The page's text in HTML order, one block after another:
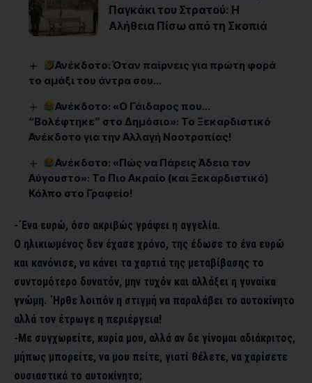
Παγκάκι του Στρατού: Η
Αλήθεια Πίσω από τη Σκοπιά
Ανέκδοτο: Όταν παίρνεις για πρώτη φορά
το αμάξι του άντρα σου…
Ανέκδοτο: «Ο Γάιδαρος που…
“Βολέφτηκε” στο Δημόσιο»: Το Ξεκαρδιστικό
Ανέκδοτο για την Αλλαγή Νοοτροπίας!
Ανέκδοτο: «Πώς να Πάρεις Άδεια τον
Αύγουστο»: Το Πιο Ακραίο (και Ξεκαρδιστικό)
Κόλπο στο Γραφείο!
-΄Ενα ευρώ, όσο ακριβώς γράφει η αγγελία.
Ο ηλικιωμένος δεν έχασε χρόνο, της έδωσε το ένα ευρώ
και κανόνισε, να κάνει τα χαρτιά της μεταβίβασης το
συντομότερο δυνατόν, μην τυχόν και αλλάξει η γυναίκα
γνώμη. ΄Ηρθε λοιπόν η στιγμή να παραλάβει το αυτοκίνητο
αλλά τον έτρωγε η περιέργεια!
-Με συγχωρείτε, κυρία μου, αλλά αν δε γίνομαι αδιάκριτος,
μήπως μπορείτε, να μου πείτε, γιατί θέλετε, να χαρίσετε
ουσιαστικά το αυτοκίνητο;